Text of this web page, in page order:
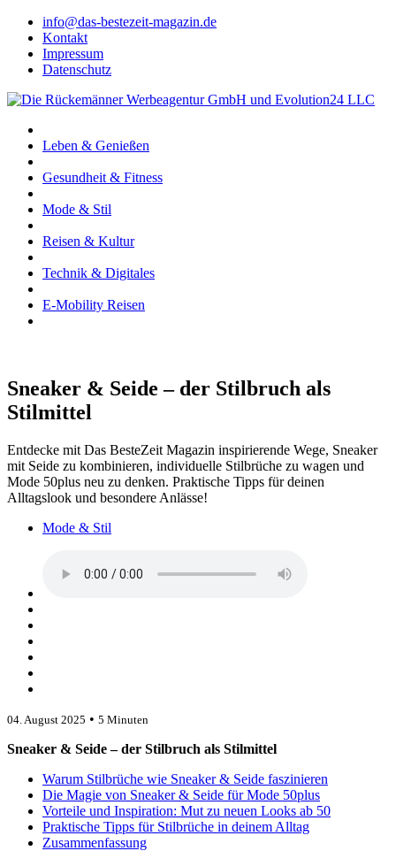
info@das-bestezeit-magazin.de
Kontakt
Impressum
Datenschutz
Leben & Genießen
Gesundheit & Fitness
Mode & Stil
Reisen & Kultur
Technik & Digitales
E-Mobility Reisen
Sneaker & Seide – der Stilbruch als
Stilmittel
Entdecke mit Das BesteZeit Magazin inspirierende Wege, Sneaker
mit Seide zu kombinieren, individuelle Stilbrüche zu wagen und
Mode 50plus neu zu denken. Praktische Tipps für deinen
Alltagslook und besondere Anlässe!
Mode & Stil
04. August 2025 • 5 Minuten
Sneaker & Seide – der Stilbruch als Stilmittel
Warum Stilbrüche wie Sneaker & Seide faszinieren
Die Magie von Sneaker & Seide für Mode 50plus
Vorteile und Inspiration: Mut zu neuen Looks ab 50
Praktische Tipps für Stilbrüche in deinem Alltag
Zusammenfassung